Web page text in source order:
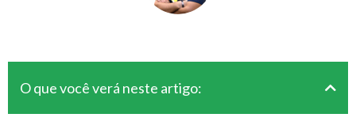
O que você verá neste artigo: